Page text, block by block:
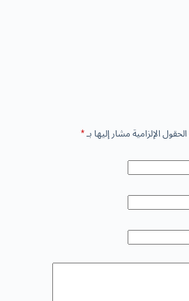
الحقول الإلزامية مشار إليها بـ*